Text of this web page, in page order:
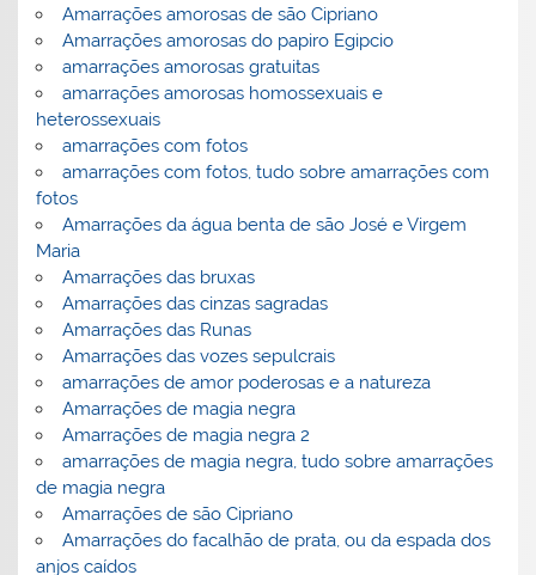
Amarrações amorosas de são Cipriano
Amarrações amorosas do papiro Egipcio
amarrações amorosas gratuitas
amarrações amorosas homossexuais e
heterossexuais
amarrações com fotos
amarrações com fotos, tudo sobre amarrações com
fotos
Amarrações da água benta de são José e Virgem
Maria
Amarrações das bruxas
Amarrações das cinzas sagradas
Amarrações das Runas
Amarrações das vozes sepulcrais
amarrações de amor poderosas e a natureza
Amarrações de magia negra
Amarrações de magia negra 2
amarrações de magia negra, tudo sobre amarrações
de magia negra
Amarrações de são Cipriano
Amarrações do facalhão de prata, ou da espada dos
anjos caídos